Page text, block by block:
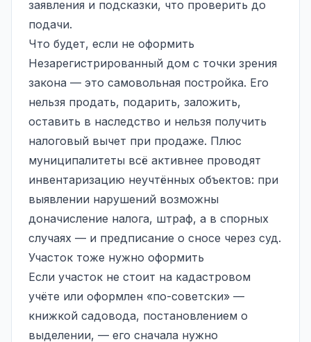
заявления и подсказки, что проверить до
подачи.
Что будет, если не оформить
Незарегистрированный дом с точки зрения
закона — это самовольная постройка. Его
нельзя продать, подарить, заложить,
оставить в наследство и нельзя получить
налоговый вычет при продаже. Плюс
муниципалитеты всё активнее проводят
инвентаризацию неучтённых объектов: при
выявлении нарушений возможны
доначисление налога, штраф, а в спорных
случаях — и предписание о сносе через суд.
Участок тоже нужно оформить
Если участок не стоит на кадастровом
учёте или оформлен «по-советски» —
книжкой садовода, постановлением о
выделении, — его сначала нужно